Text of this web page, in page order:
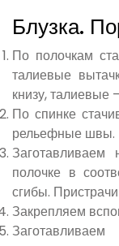
Блузка.
По полочкам
талиевые
книзу, талиевые
По спинке
рельефные швы.
полочке в
сгибы.
Закрепляем